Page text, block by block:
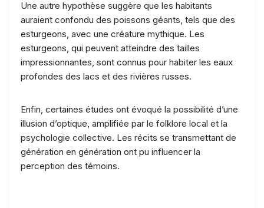
Une autre hypothèse suggère que les habitants
auraient confondu des poissons géants, tels que des
esturgeons, avec une créature mythique. Les
esturgeons, qui peuvent atteindre des tailles
impressionnantes, sont connus pour habiter les eaux
profondes des lacs et des rivières russes.
Enfin, certaines études ont évoqué la possibilité d’une
illusion d’optique, amplifiée par le folklore local et la
psychologie collective. Les récits se transmettant de
génération en génération ont pu influencer la
perception des témoins.